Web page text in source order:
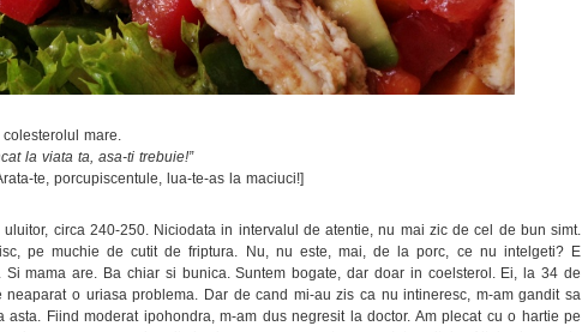
mare.
la viata ta, asa-ti trebuie!”
te, porcupiscentule, lua-te-as la maciuci!]
uluitor, circa 240-250. Niciodata in intervalul de atentie, nu mai zic de cel de bun simt.
pe muchie de cutit de friptura. Nu, nu este, mai, de la porc, ce nu intelgeti? E
Si mama are. Ba chiar si bunica. Suntem bogate, dar doar in coelsterol. Ei, la 34 de
neaparat o uriasa problema. Dar de cand mi-au zis ca nu intineresc, m-am gandit sa
asta. Fiind moderat ipohondra, m-am dus negresit la doctor. Am plecat cu o hartie pe